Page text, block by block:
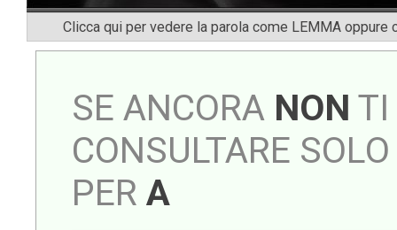
Clicca qui per vedere la parola come LEMMA oppure
SE ANCORA NON TI
CONSULTARE
PER A